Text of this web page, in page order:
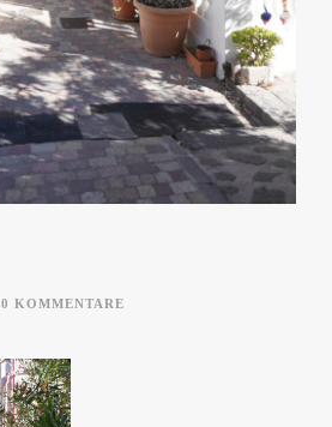
0 KOMMENTARE